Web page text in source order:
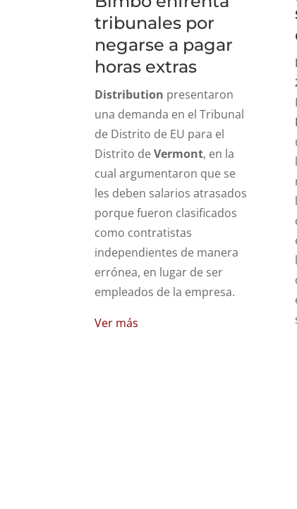
tribunales por
negarse a pagar
horas extras
Distribution presentaron
una demanda en el Tribunal
de Distrito de EU para el
Distrito deVermont, en la
cual argumentaron que se
les deben salarios atrasados
porque fueron clasificados
como contratistas
independientes de manera
errónea, en lugar de ser
empleados de la empresa.
Ver más